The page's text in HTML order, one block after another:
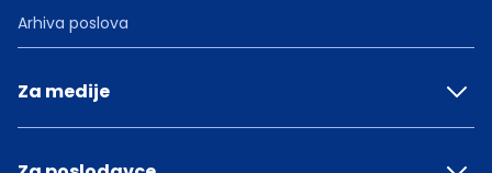
Arhiva poslova
Za medije